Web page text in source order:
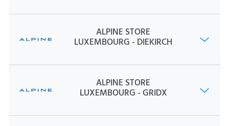
ALPINE STORE
LUXEMBOURG - DIEKIRCH
ALPINE STORE
LUXEMBOURG - GRIDX